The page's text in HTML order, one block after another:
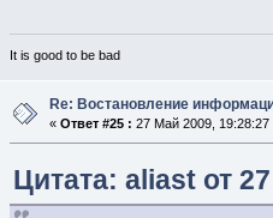
It is good to be bad
Re: Востановление
« Ответ #25 : 27 Май 2009, 19:28:27
Цитата: aliast от